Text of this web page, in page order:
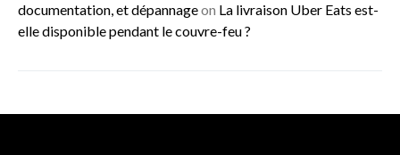
documentation, et dépannageon La livraison Uber Eats est-
elle disponible pendant le couvre-feu ?